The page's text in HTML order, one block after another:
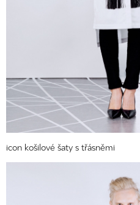
icon košilové šaty s třásněmi